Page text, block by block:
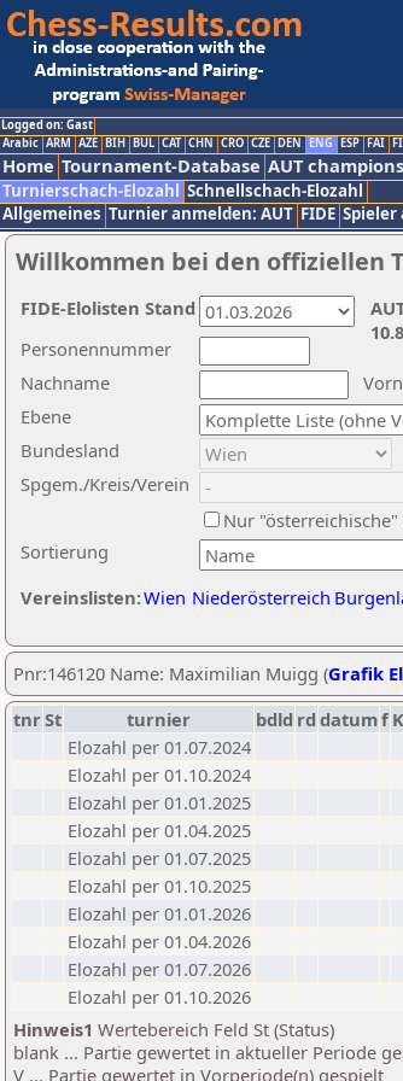
Logged on: Gast
Arabic ARM AZE BIH BUL CAT CHN CRO CZE DEN ENG ESP FAI
Home Tournament-Database AUT
Turnierschach-Elozahl Schnellschach-Elozahl
Allgemeines Turnier anmelden: AUT FIDE Spieler
Willkommen bei den offiziellen
Nachname
Ebene
Sortierung
Personennummer
Bundesland
Spgem./Kreis/Verein
Nur "österreichische"
Vereinslisten:Wien Niederösterreich
FIDE-Elolisten Stand
Pnr:146120 Name: Maximilian Muigg (Grafik
tnrSt turnier bdld rd datumf K
Elozahl per 01.07.2024
Elozahl per 01.10.2024
Elozahl per 01.01.2025
Elozahl per 01.04.2025
Elozahl per 01.07.2025
Elozahl per 01.10.2025
Elozahl per 01.01.2026
Elozahl per 01.04.2026
Elozahl per 01.07.2026
Elozahl per 01.10.2026
Hinweis1 Wertebereich Feld St (Status)
blank ... Partie gewertet in aktueller Periode
V ... Partie gewertet in Vorperiode(n) gespielt